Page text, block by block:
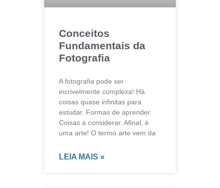
Conceitos
Fundamentais da
Fotografia
A fotografia pode ser
incrivelmente complexa! Há
coisas quase infinitas para
estudar. Formas de aprender.
Coisas a considerar. Afinal, é
uma arte! O termo arte vem da
LEIA MAIS »